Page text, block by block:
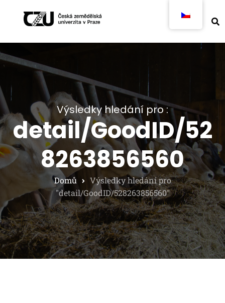
Výsledky hledání pro :
detail/GoodID/52
8263856560
Domů
Výsledky hledání pro
"detail/GoodID/528263856560"